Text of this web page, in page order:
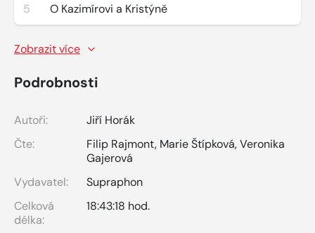
5 O Kazimírovi a Kristýně
Zobrazit více
Podrobnosti
Autoři:
Jiří Horák
Čte:
Filip Rajmont, Marie Štípková,Veronika
Gajerová
Vydavatel:
Supraphon
Celková
délka:
18:43:18 hod.